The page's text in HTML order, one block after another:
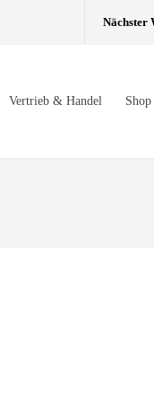
Nächster
Vertrieb & Handel Shop